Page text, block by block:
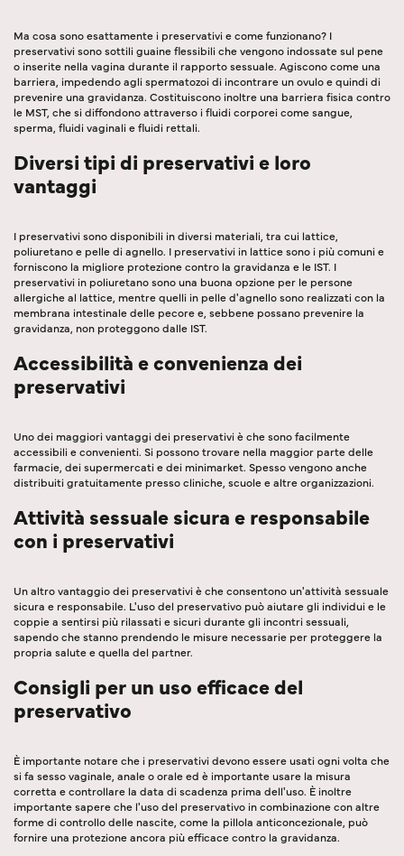
Ma cosa sono esattamente i preservativi e come funzionano? I
preservativi sono sottili guaine flessibili che vengono indossate sul pene
o inserite nella vagina durante il rapporto sessuale. Agiscono come una
barriera, impedendo agli spermatozoi di incontrare un ovulo e quindi di
prevenire una gravidanza. Costituiscono inoltre una barriera fisica contro
le MST, che si diffondono attraverso i fluidi corporei come sangue,
sperma, fluidi vaginali e fluidi rettali.
Diversi tipi di preservativi e loro
vantaggi
I preservativi sono disponibili in diversi materiali, tra cui lattice,
poliuretano e pelle di agnello. I preservativi in lattice sono i più comuni e
forniscono la migliore protezione contro la gravidanza e le IST. I
preservativi in poliuretano sono una buona opzione per le persone
allergiche al lattice, mentre quelli in pelle d'agnello sono realizzati con la
membrana intestinale delle pecore e, sebbene possano prevenire la
gravidanza, non proteggono dalle IST.
Accessibilità e convenienza dei
preservativi
Uno dei maggiori vantaggi dei preservativi è che sono facilmente
accessibili e convenienti. Si possono trovare nella maggior parte delle
farmacie, dei supermercati e dei minimarket. Spesso vengono anche
distribuiti gratuitamente presso cliniche, scuole e altre organizzazioni.
Attività sessuale sicura e responsabile
con i preservativi
Un altro vantaggio dei preservativi è che consentono un'attività sessuale
sicura e responsabile. L'uso del preservativo può aiutare gli individui e le
coppie a sentirsi più rilassati e sicuri durante gli incontri sessuali,
sapendo che stanno prendendo le misure necessarie per proteggere la
propria salute e quella del partner.
Consigli per un uso efficace del
preservativo
È importante notare che i preservativi devono essere usati ogni volta che
si fa sesso vaginale, anale o orale ed è importante usare la misura
corretta e controllare la data di scadenza prima dell'uso. È inoltre
importante sapere che l'uso del preservativo in combinazione con altre
forme di controllo delle nascite, come la pillola anticoncezionale, può
fornire una protezione ancora più efficace contro la gravidanza.